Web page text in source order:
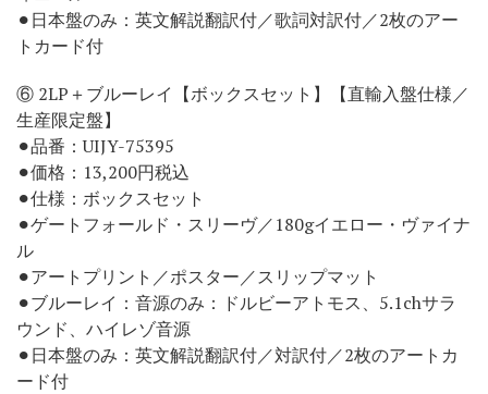
⚫︎日本盤のみ：英文解説翻訳付／歌詞対訳付／2枚のアー
トカード付
⑥ 2LP＋ブルーレイ【ボックスセット】【直輸入盤仕様／
生産限定盤】
⚫︎品番：UIJY-75395
⚫︎価格：13,200円税込
⚫︎仕様：ボックスセット
⚫︎ゲートフォールド・スリーヴ／180gイエロー・ヴァイナ
ル
⚫︎アートプリント／ポスター／スリップマット
⚫︎ブルーレイ：音源のみ：ドルビーアトモス、5.1chサラ
ウンド、ハイレゾ音源
⚫︎日本盤のみ：英文解説翻訳付／対訳付／2枚のアートカ
ード付